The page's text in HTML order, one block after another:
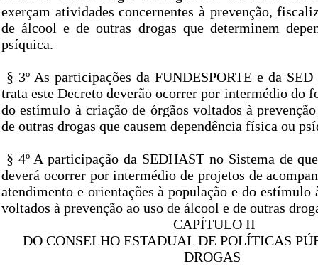
exerçam atividades concernentes à prevenção,
de álcool e de outras drogas que determinem
psíquica.
§ 3º As participações da FUNDESPORTE e da
trata este Decreto deverão ocorrer por intermédio do
do estímulo à criação de órgãos voltados à
de outras drogas que causem dependência física ou
§ 4º A participação da SEDHAST no Sistema de
deverá ocorrer por intermédio de projetos de
atendimento e orientações à população e do estímulo
voltados à prevenção ao uso de álcool e de outras
CAPÍTULO II
DO CONSELHO ESTADUAL DE POLÍTICAS
DROGAS